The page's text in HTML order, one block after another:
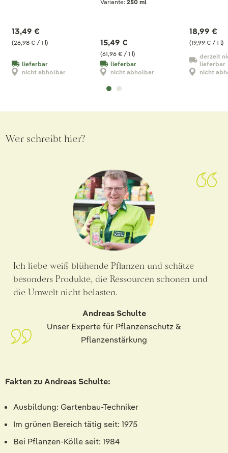
(26,98 € / 1 l)
13,49 €
lieferbar
nicht abholbar
Variante:250 ml
(61,96 € / 1 l)
15,49 €
lieferbar
nicht abholbar
(19,99 € / 1 l)
18,99 €
derzeit
lieferbar
nicht
Wer schreibt hier?
Ich liebe weiß blühende Pflanzen und schätze
besonders Produkte, die Ressourcen schonen und
die Umwelt nicht belasten.
Andreas Schulte
Unser Experte für Pflanzenschutz &
Pflanzenstärkung
Fakten zu Andreas Schulte:
Ausbildung: Gartenbau-Techniker
Im grünen Bereich tätig seit: 1975
Bei Pflanzen-Kölle seit: 1984